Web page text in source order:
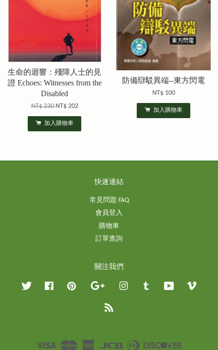
生命的迴響：殘障人士的見
證 Echoes: Witnesses from the
Disabled
NT$ 230NT$ 202
加入購物車
防備辯駁異端--東方閃電
NT$ 100
加入購物車
快速連結
常見問題 FAQ
會員登入
購物車
訂單查詢
關注我們
Twitter Facebook Pinterest Google InstagramTumblr YouTube
Visa Master American JCB Diners